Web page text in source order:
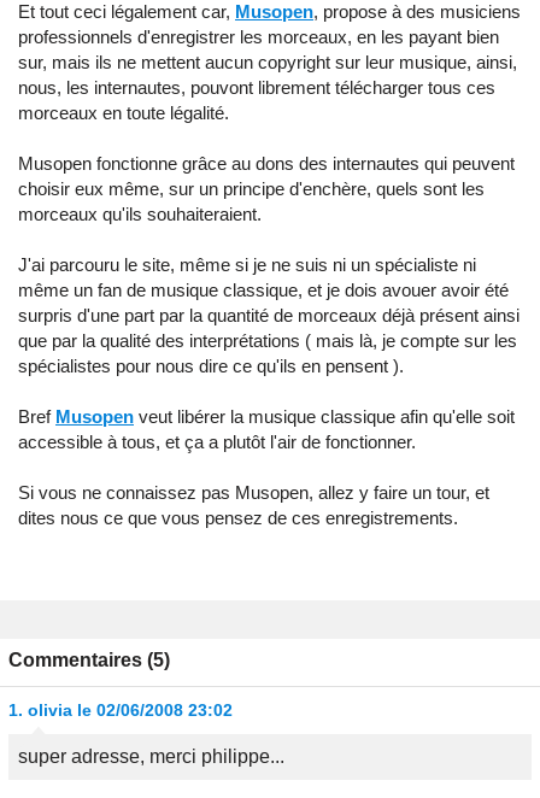
Et tout ceci légalement car, Musopen, propose à des musiciens
professionnels d'enregistrer les morceaux, en les payant bien
sur, mais ils ne mettent aucun copyright sur leur musique, ainsi,
nous, les internautes, pouvont librement télécharger tous ces
morceaux en toute légalité.
Musopen fonctionne grâce au dons des internautes qui peuvent
choisir eux même, sur un principe d'enchère, quels sont les
morceaux qu'ils souhaiteraient.
J'ai parcouru le site, même si je ne suis ni un spécialiste ni
même un fan de musique classique, et je dois avouer avoir été
surpris d'une part par la quantité de morceaux déjà présent ainsi
que par la qualité des interprétations ( mais là, je compte sur les
spécialistes pour nous dire ce qu'ils en pensent ).
Bref Musopen veut libérer la musique classique afin qu'elle soit
accessible à tous, et ça a plutôt l'air de fonctionner.
Si vous ne connaissez pas Musopen, allez y faire un tour, et
dites nous ce que vous pensez de ces enregistrements.
Commentaires (5)
1. olivia le 02/06/2008 23:02
super adresse, merci philippe...